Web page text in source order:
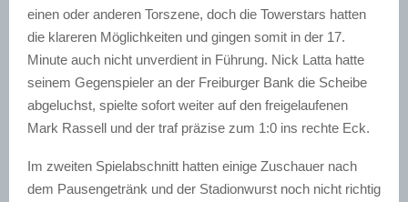
einen oder anderen Torszene, doch die Towerstars hatten
die klareren Möglichkeiten und gingen somit in der 17.
Minute auch nicht unverdient in Führung. Nick Latta hatte
seinem Gegenspieler an der Freiburger Bank die Scheibe
abgeluchst, spielte sofort weiter auf den freigelaufenen
Mark Rassell und der traf präzise zum 1:0 ins rechte Eck.
Im zweiten Spielabschnitt hatten einige Zuschauer nach
dem Pausengetränk und der Stadionwurst noch nicht richtig